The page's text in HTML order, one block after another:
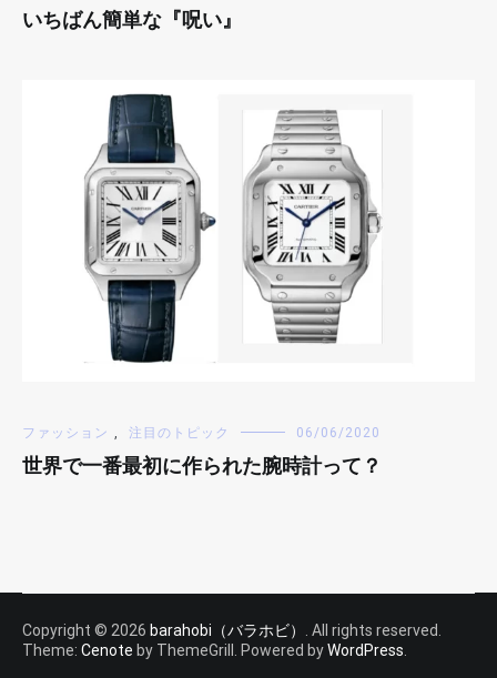
いちばん簡単な『呪い』
ファッション , 注目のトピック 06/06/2020
世界で一番最初に作られた腕時計って？
Copyright © 2026 barahobi（バラホビ）
. All rights reserved.
Theme: Cenote by ThemeGrill. Powered byWordPress